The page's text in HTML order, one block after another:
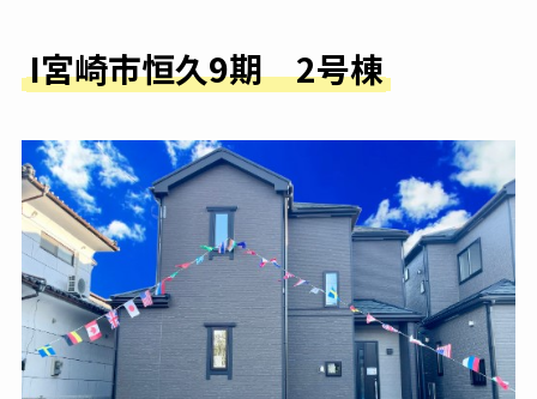
I宮崎市恒久9期 2号棟